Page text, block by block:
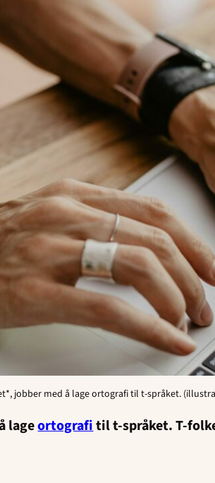
jobber med å lage ortografi til t-språket.
lageortografitil t-språket. T-